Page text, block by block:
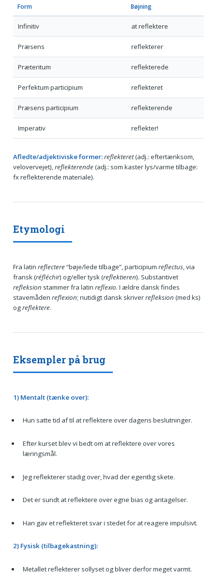
Form Bøjning
Infinitiv at reflektere
Præsens reflekterer
Præteritum reflekterede
Perfektum participium reflekteret
Præsens participium reflekterende
Imperativ reflekter!
Afledte/adjektiviske former:reflekteret(adj.: eftertænksom,
velovervejet), reflekterende(adj.: som kaster lys/varme tilbage:
fx reflekterende materiale).
Etymologi
Fra latin reflectere“bøje/lede tilbage”, participium reflectus, via
fransk (réfléchir) og/eller tysk (reflektieren). Substantivet
refleksion stammer fra latin reflexio. I ældre dansk findes
stavemåden reflexion; nutidigt dansk skriverrefleksion (med ks)
ogreflektere.
Eksempler på brug
1) Mentalt (tænke over):
Hun satte tid af til at reflektere over dagens beslutninger.
Efter kurset blev vi bedt om at reflektere over vores
læringsmål.
Jeg reflekterer stadig over, hvad der egentlig skete.
Det er sundt at reflektere over egne bias og antagelser.
Han gav et reflekteret svar i stedet for at reagere impulsivt.
2) Fysisk (tilbagekastning):
Metallet reflekterer sollyset og bliver derfor meget varmt.